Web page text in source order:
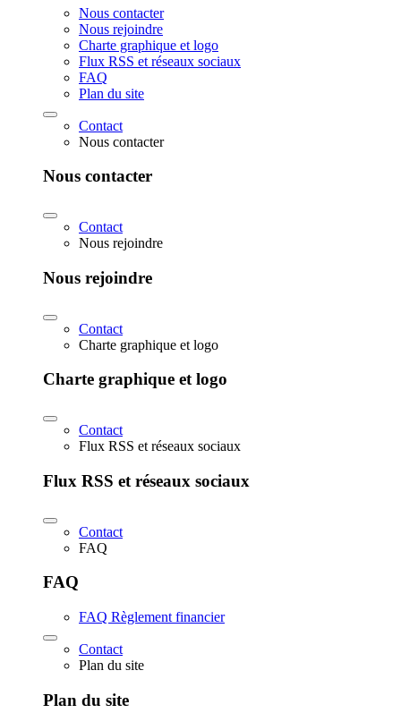
Nous contacter
Nous rejoindre
Charte graphique et logo
Flux RSS et réseaux sociaux
FAQ
Plan du site
Contact
Nous contacter
Nous contacter
Contact
Nous rejoindre
Nous rejoindre
Contact
Charte graphique et logo
Charte graphique et logo
Contact
Flux RSS et réseaux sociaux
Flux RSS et réseaux sociaux
Contact
FAQ
FAQ
FAQ Règlement financier
Contact
Plan du site
Plan du site